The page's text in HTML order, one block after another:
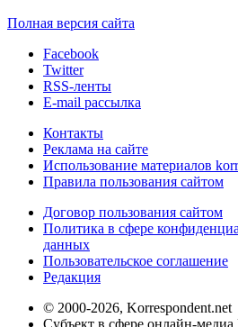
Полная версия сайта
Facebook
Twitter
RSS-ленты
E-mail рассылка
Контакты
Реклама на сайте
Использование материалов
Правила пользования сайтом
Договор пользования сайтом
Политика в сфере
данных
Пользовательское соглашение
Редакция
© 2000-2026, Korrespondent.net
Субъект в сфере онлайн-